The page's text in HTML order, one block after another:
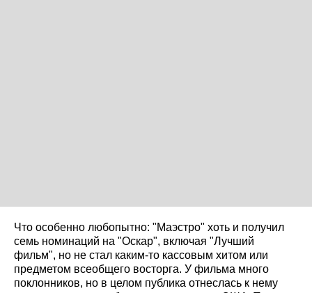
Что особенно любопытно: "Маэстро" хоть и получил
семь номинаций на "Оскар", включая "Лучший
фильм", но не стал каким-то кассовым хитом или
предметом всеобщего восторга. У фильма много
поклонников, но в целом публика отнеслась к нему